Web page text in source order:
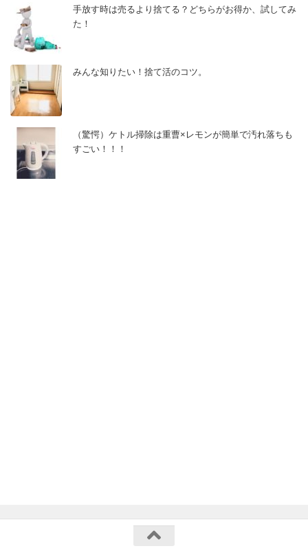
手放す時は売るより捨てる？どちらがお得か、試してみ
た！
みんな知りたい！捨て活のコツ。
（驚愕）ケトル掃除は重曹×レモンが簡単で汚れ落ちも
すごい！！！